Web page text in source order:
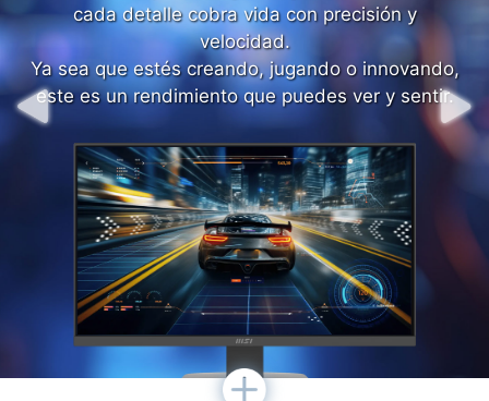
cobra vida con precisión y velocidad.
Ya sea que estés creando, jugando o innovando,
este es un rendimiento que puedes ver y sentir.
cada detalle cobra vida con precisión y
velocidad.
Ya sea que estés creando, jugando o innovando,
este es un rendimiento que puedes ver y sentir.